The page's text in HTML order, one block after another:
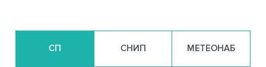
СП СНИП МЕТЕОНАБ